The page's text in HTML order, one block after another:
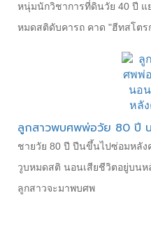
หนุ่มนักวิชาการที่ดินวัย 40 ปี แ
หมดสติดับคารถ คาด "ฮีทสโตร
ลูกสาวพบศพพ่อวัย 80 ปี
ชายวัย 80 ปี ปีนขึ้นไปซ่อมหลัง
วูบหมดสติ นอนเสียชีวิตอยู่บน
ลูกสาวจะมาพบศพ